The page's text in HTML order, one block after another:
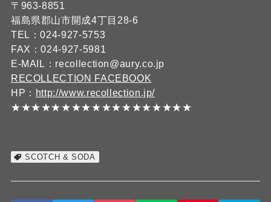
〒963-8851
福島県郡山市開成4丁目28-6
TEL：024-927-5753
FAX：024-927-5981
E-MAIL：recollection@aury.co.jp
RECOLLECTION FACEBOOK
HP： http://www.recollection.jp/
★★★★★★★★★★★★★★★★★★
SCOTCH & SODA